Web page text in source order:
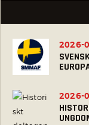
2026-
2026-